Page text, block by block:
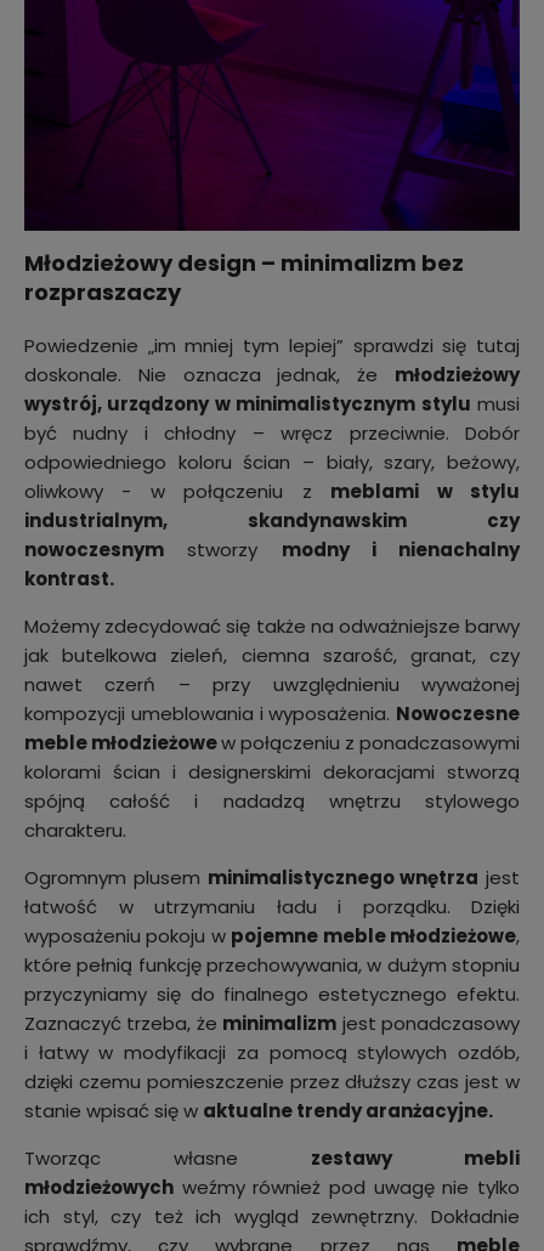
Młodzieżowy design – minimalizm bez
rozpraszaczy
Powiedzenie „im mniej tym lepiej” sprawdzi się tutaj
doskonale. Nie oznacza jednak, że młodzieżowy
wystrój, urządzony w minimalistycznym stylu musi
być nudny i chłodny – wręcz przeciwnie. Dobór
odpowiedniego koloru ścian – biały, szary, beżowy,
oliwkowy - w połączeniu z meblami w stylu
industrialnym, skandynawskim czy
nowoczesnym stworzy modny i nienachalny
kontrast.
Możemy zdecydować się także na odważniejsze barwy
jak butelkowa zieleń, ciemna szarość, granat, czy
nawet czerń – przy uwzględnieniu wyważonej
kompozycji umeblowania i wyposażenia. Nowoczesne
meble młodzieżowew połączeniu z ponadczasowymi
kolorami ścian i designerskimi dekoracjami stworzą
spójną całość i nadadzą wnętrzu stylowego
charakteru.
Ogromnym plusem minimalistycznego wnętrza jest
łatwość w utrzymaniu ładu i porządku. Dzięki
wyposażeniu pokoju w pojemne meble młodzieżowe,
które pełnią funkcję przechowywania, w dużym stopniu
przyczyniamy się do finalnego estetycznego efektu.
Zaznaczyć trzeba, że minimalizm jest ponadczasowy
i łatwy w modyfikacji za pomocą stylowych ozdób,
dzięki czemu pomieszczenie przez dłuższy czas jest w
stanie wpisać się w aktualne trendy aranżacyjne.
Tworząc własne zestawy mebli
młodzieżowych weźmy również pod uwagę nie tylko
ich styl, czy też ich wygląd zewnętrzny. Dokładnie
sprawdźmy, czy wybrane przez nas meble